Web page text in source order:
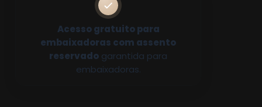
Acesso gratuito para
embaixadoras com assento
reservado garantida para
embaixadoras.